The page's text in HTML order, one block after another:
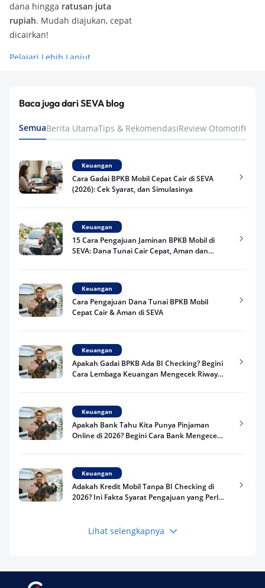
dana hingga ratusan juta
rupiah. Mudah diajukan, cepat
dicairkan!
Pelajari Lebih Lanjut
Baca juga dari SEVA blog
SemuaBerita UtamaTips & RekomendasiReview Otomotif
Keuangan
Cara Gadai BPKB Mobil Cepat Cair di SEVA
(2026): Cek Syarat, dan Simulasinya
Keuangan
15 Cara Pengajuan Jaminan BPKB Mobil di
SEVA: Dana Tunai Cair Cepat, Aman dan
Keuangan
Cara Pengajuan Dana Tunai BPKB Mobil
Cepat Cair & Aman di SEVA
Keuangan
Apakah Gadai BPKB Ada BI Checking? Begini
Cara Lembaga Keuangan Mengecek Riwayat
Keuangan
Apakah Bank Tahu Kita Punya Pinjaman
Online di 2026? Begini Cara Bank Mengecek
Keuangan
Adakah Kredit Mobil Tanpa BI Checking di
2026? Ini Fakta Syarat Pengajuan yang Perlu
Keuangan
Terpercaya
Lihat selengkapnya